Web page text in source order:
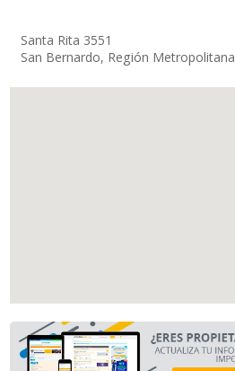
Santa Rita 3551
San Bernardo, Región Metropolitana